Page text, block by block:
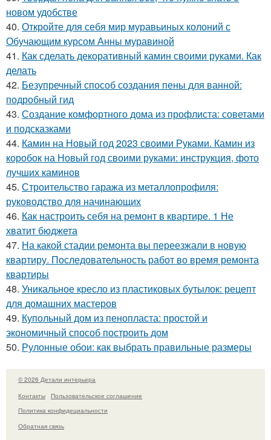
новом удобстве
40. Откройте для себя мир муравьиных колоний с
Обучающим курсом Анны муравиной
41. Как сделать декоративный камин своими руками. Как
делать
42. Безупречный способ создания пены для ванной:
подробный гид
43. Создание комфортного дома из профлиста: советами
и подсказками
44. Камин на Новый год 2023 своими Руками. Камин из
коробок на Новый год своими руками: инструкция, фото
лучших каминов
45. Строительство гаража из металлопрофиля:
руководство для начинающих
46. Как настроить себя на ремонт в квартире. 1 Не
хватит бюджета
47. На какой стадии ремонта вы переезжали в новую
квартиру. Последовательность работ во время ремонта
квартиры
48. Уникальное кресло из пластиковых бутылок: рецепт
для домашних мастеров
49. Купольный дом из пенопласта: простой и
экономичный способ построить дом
50. Рулонные обои: как выбрать правильные размеры
© 2026 Детали интерьера
Контакты
Пользовательское соглашение
Политика конфидециальности
Обратная связь